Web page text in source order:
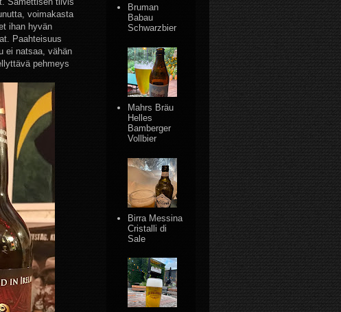
voimakasta
ihan hyvän
Paahteisuus
ei natsaa, vähän
pehmeys
Bruman
Babau
Schwarzbier
Mahrs Bräu
Helles
Bamberger
Vollbier
Birra Messina
Cristalli di
Sale